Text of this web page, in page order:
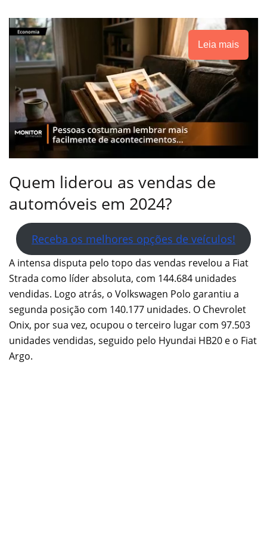
Leia mais
Quem liderou as vendas de
automóveis em 2024?
Receba os melhores opções de veículos!
A intensa disputa pelo topo das vendas revelou a Fiat
Strada como líder absoluta, com 144.684 unidades
vendidas. Logo atrás, o Volkswagen Polo garantiu a
segunda posição com 140.177 unidades. O Chevrolet
Onix, por sua vez, ocupou o terceiro lugar com 97.503
unidades vendidas, seguido pelo Hyundai HB20 e o Fiat
Argo.